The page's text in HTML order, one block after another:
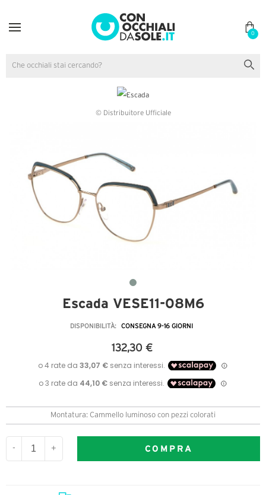
0
© Distribuitore Ufficiale
Escada VESE11-08M6
DISPONIBILITÀ: CONSEGNA 9-16 GIORNI
132,30 €
Montatura: Cammello luminoso con pezzi colorati
- + COMPRA